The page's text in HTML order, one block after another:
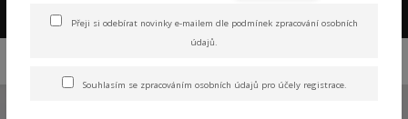
CHLAPECKÉ SPOLEČENSKÉ KALHOTY GEORGE Vel.
Přeji si odebírat novinky e-mailem dle podmínek zpracování osobních
údajů.
Souhlasím se zpracováním osobních údajů pro účely registrace.